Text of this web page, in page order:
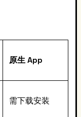
原生 App
需下载安装